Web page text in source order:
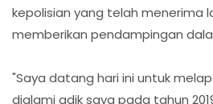
kepolisian yang telah menerima
memberikan pendampingan
"Saya datang hari ini untuk
dialami adik saya pada tahun